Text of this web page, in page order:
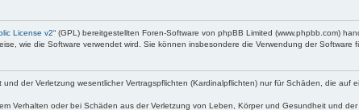
License v2“ (GPL) bereitgestellten Foren-Software von phpBB Limited (www.phpbb.com)
wie die Software verwendet wird. Sie können insbesondere die Verwendung der
der Verletzung wesentlicher Vertragspflichten (Kardinalpflichten) nur für Schäden, die
Verhalten oder bei Schäden aus der Verletzung von Leben, Körper und Gesundheit und